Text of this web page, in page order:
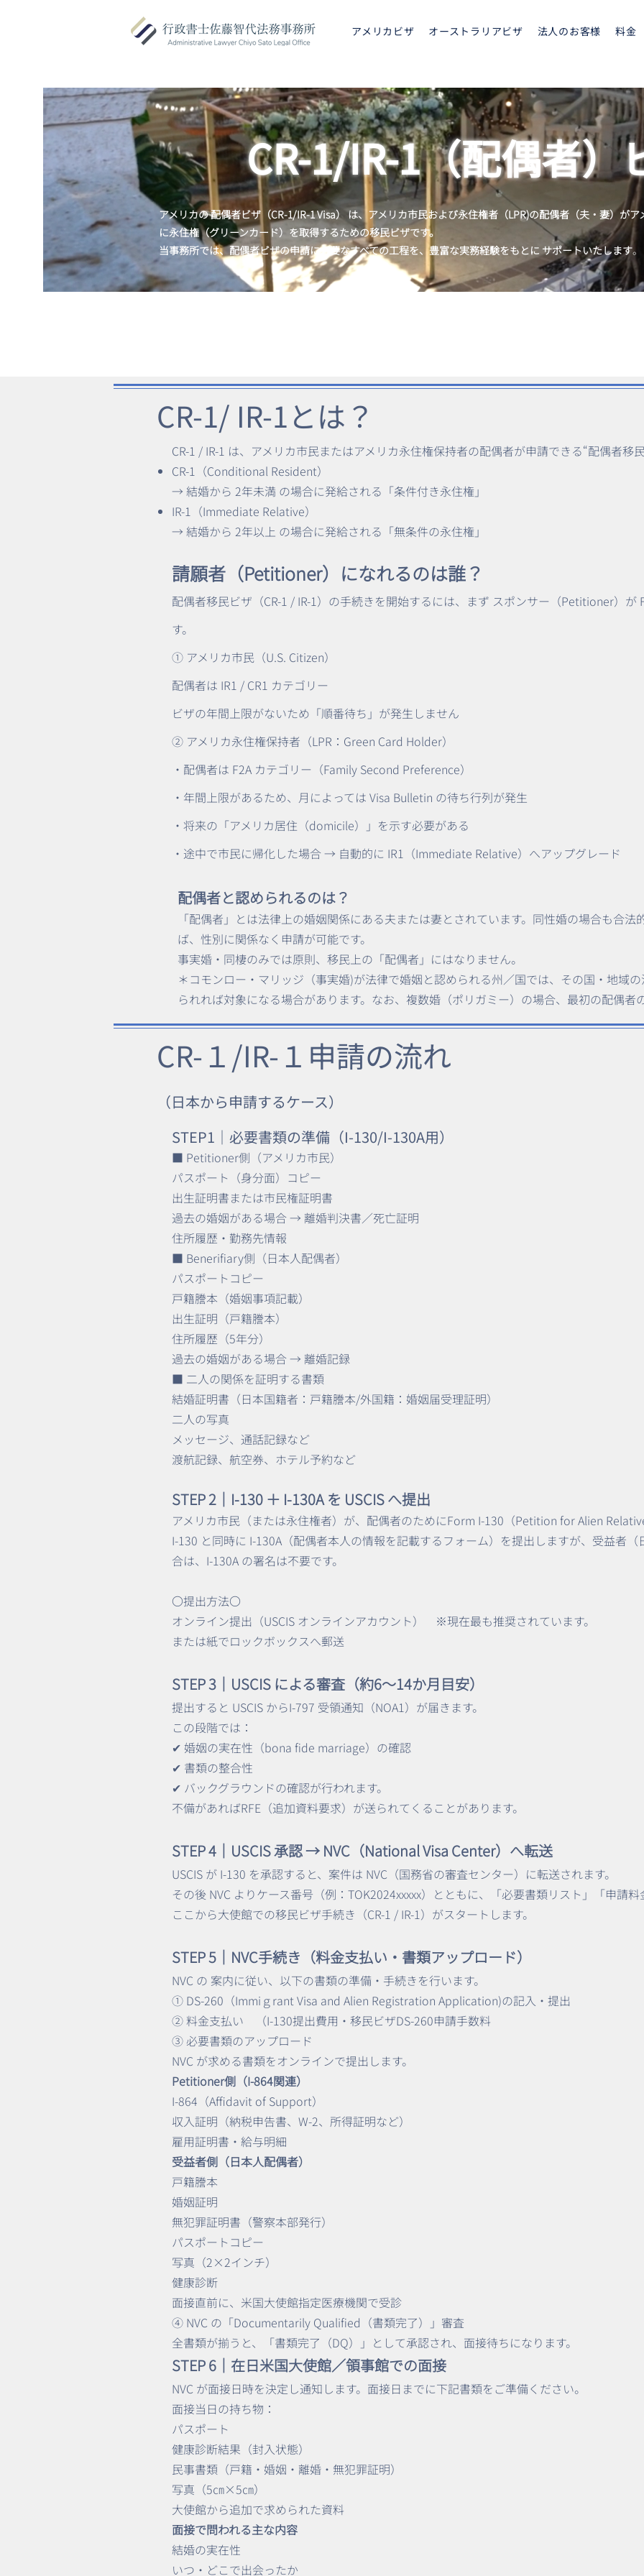
アメリカビザ オーストラリアビザ 法人のお客様 料金
​CR-1/IR-1（配偶者）
アメリカの 配偶者ビザ（CR-1/IR-1 Visa） は、アメリカ市民および永住権者（LPR)の配偶者（夫・妻）が
に永住権（グリーンカード）を取得するための移民ビザです。
当事務所では、配偶者ビザの申請に必要なすべての工程を、豊富な実務経験をもとに サポートいたします。
​CR-1/ IR-1とは？
CR-1 / IR-1 は、アメリカ市民またはアメリカ永住権保持者の配偶者が申請できる“配偶者移民
CR-1（Conditional Resident）
→ 結婚から 2年未満 の場合に発給される「条件付き永住権」
IR-1（Immediate Relative）
→ 結婚から 2年以上 の場合に発給される「無条件の永住権」
請願者（Petitioner）になれるのは誰？
配偶者移民ビザ（CR-1 / IR-1）の手続きを開始するには、まず スポンサー（Petitioner）が
す。
① アメリカ市民（U.S. Citizen）
配偶者は IR1 / CR1 カテゴリー
ビザの年間上限がないため「順番待ち」が発生しません
② アメリカ永住権保持者（LPR：Green Card Holder）
・配偶者は F2A カテゴリー（Family Second Preference）
・年間上限があるため、月によっては Visa Bulletin の待ち行列が発生
・将来の「アメリカ居住（domicile）」を示す必要がある
・途中で市民に帰化した場合 → 自動的に IR1（Immediate Relative）へアップグレード
配偶者と認められるのは？
「配偶者」とは法律上の婚姻関係にある夫または妻とされています。同性婚の場合も合法
ば、性別に関係なく申請が可能です。
事実婚・同棲のみでは原則、移民上の「配偶者」にはなりません。
＊コモンロー・マリッジ（事実婚)が法律で婚姻と認められる州／国では、その国・地域
られれば対象になる場合があります。なお、複数婚（ポリガミー）の場合、最初の配偶者
​CR-１/IR-１申請の流れ
（日本から申請するケース）
STEP1｜必要書類の準備（I-130/I-130A用）
■ Petitioner側（アメリカ市民）
パスポート（身分面）コピー
出生証明書または市民権証明書
過去の婚姻がある場合 → 離婚判決書／死亡証明
住所履歴・勤務先情報
■ Benerifiary側（日本人配偶者）
パスポートコピー
戸籍謄本（婚姻事項記載）
出生証明（戸籍謄本）
住所履歴（5年分）
過去の婚姻がある場合 → 離婚記録
■ 二人の関係を証明する書類
結婚証明書（日本国籍者：戸籍謄本/外国籍：婚姻届受理証明）
二人の写真
メッセージ、通話記録など
渡航記録、航空券、ホテル予約など
STEP 2｜I-130 ＋ I-130A を USCIS へ提出
アメリカ市民（または永住権者）が、配偶者のためにForm I-130（Petition for Alien Relative
I-130 と同時に I-130A（配偶者本人の情報を記載するフォーム）を提出しますが、受益者
合は、I-130A の署名は不要です。
〇提出方法〇
オンライン提出（USCIS オンラインアカウント） ※現在最も推奨されています。
または紙でロックボックスへ郵送
STEP 3｜USCIS による審査（約6〜14か月目安）
提出すると USCIS からI-797 受領通知（NOA1）が届きます。
この段階では：
✔ 婚姻の実在性（bona fide marriage）の確認
✔ 書類の整合性
✔ バックグラウンドの確認が行われます。
不備があればRFE（追加資料要求）が送られてくることがあります。
STEP 4｜USCIS 承認 → NVC（National Visa Center）へ転送
USCIS が I-130 を承認すると、案件は NVC（国務省の審査センター）に転送されます。
その後 NVC よりケース番号（例：TOK2024xxxxx）とともに、「必要書類リスト」「申請料
ここから大使館での移民ビザ手続き（CR-1 / IR-1）がスタートします。
STEP 5｜NVC手続き（料金支払い・書類アップロード）
NVC の 案内に従い、以下の書類の準備・手続きを行います。
① DS-260（Immiｇrant Visa and Alien Registration Application)の記入・提出
② 料金支払い （I-130提出費用・移民ビザDS-260申請手数料
③ 必要書類のアップロード
NVC が求める書類をオンラインで提出します。
Petitioner側（I-864関連）
I-864（Affidavit of Support）
収入証明（納税申告書、W-2、所得証明など）
雇用証明書・給与明細
受益者側（日本人配偶者）
戸籍謄本
婚姻証明
無犯罪証明書（警察本部発行）
パスポートコピー
写真（2×2インチ）
健康診断
面接直前に、米国大使館指定医療機関で受診
④ NVC の「Documentarily Qualified（書類完了）」審査
全書類が揃うと、「書類完了（DQ）」として承認され、面接待ちになります。
STEP 6｜在日米国大使館／領事館での面接
NVC が面接日時を決定し通知します。面接日までに下記書類をご準備ください。
面接当日の持ち物：
パスポート
健康診断結果（封入状態）
民事書類（戸籍・婚姻・離婚・無犯罪証明）
写真（5㎝×5㎝）
大使館から追加で求められた資料
面接で問われる主な内容
結婚の実在性
いつ・どこで出会ったか